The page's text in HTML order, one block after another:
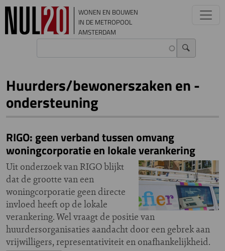
Overslaan en naar de inhoud gaan
WONEN EN BOUWEN
IN DE METROPOOL
AMSTERDAM
Huurders/bewonerszaken en -
ondersteuning
RIGO: geen verband tussen omvang
woningcorporatie en lokale verankering
Uit onderzoek van RIGO blijkt
dat de grootte van een
woningcorporatie geen directe
invloed heeft op de lokale
verankering. Wel vraagt de positie van
huurdersorganisaties aandacht door een gebrek aan
vrijwilligers, representativiteit en onafhankelijkheid.